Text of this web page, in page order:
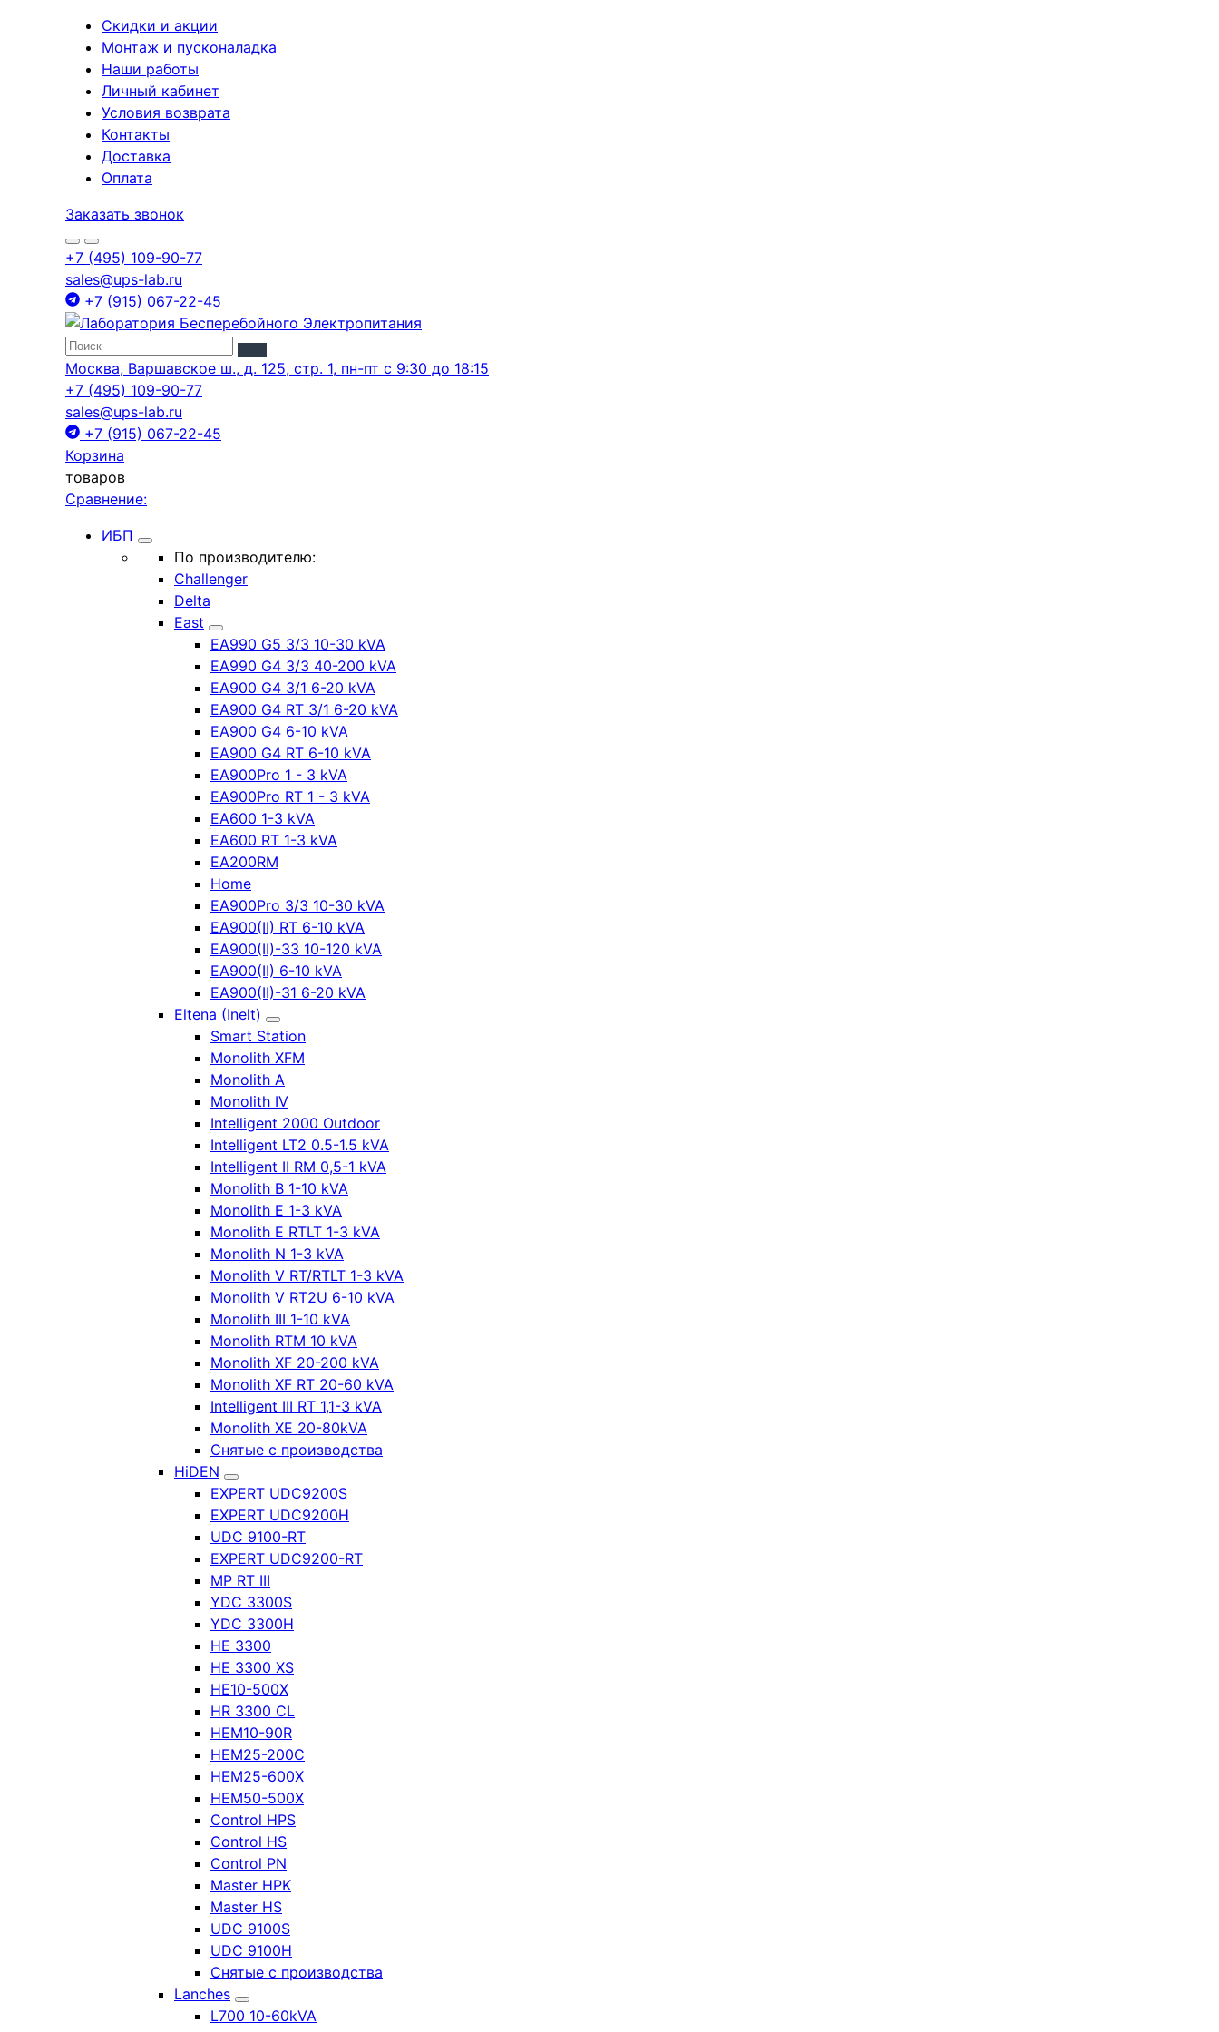
Скидки и акции
Монтаж и пусконаладка
Наши работы
Личный кабинет
Условия возврата
Контакты
Доставка
Оплата
Заказать звонок
+7 (495) 109-90-77
sales@ups-lab.ru
+7 (915) 067-22-45
Москва, Варшавское ш., д. 125, стр. 1, пн-пт с 9:30 до 18:15
+7 (495) 109-90-77
sales@ups-lab.ru
+7 (915) 067-22-45
Корзина
товаров
Сравнение:
ИБП
По производителю:
Challenger
Delta
East
EA990 G5 3/3 10-30 kVA
EA990 G4 3/3 40-200 kVA
EA900 G4 3/1 6-20 kVA
EA900 G4 RT 3/1 6-20 kVA
EA900 G4 6-10 kVA
EA900 G4 RT 6-10 kVA
EA900Pro 1 - 3 kVA
EA900Pro RT 1 - 3 kVA
EA600 1-3 kVA
EA600 RT 1-3 kVA
EA200RM
Home
EA900Pro 3/3 10-30 kVA
EA900(II) RT 6-10 kVA
EA900(II)-33 10-120 kVA
EA900(II) 6-10 kVA
EA900(II)-31 6-20 kVA
Eltena (Inelt)
Smart Station
Monolith XFM
Monolith A
Monolith IV
Intelligent 2000 Outdoor
Intelligent LT2 0.5-1.5 kVA
Intelligent II RM 0,5-1 kVA
Monolith B 1-10 kVA
Monolith E 1-3 kVA
Monolith E RTLT 1-3 kVA
Monolith N 1-3 kVA
Monolith V RT/RTLT 1-3 kVA
Monolith V RT2U 6-10 kVA
Monolith III 1-10 kVA
Monolith RTM 10 kVA
Monolith XF 20-200 kVA
Monolith XF RT 20-60 kVA
Intelligent III RT 1,1-3 kVA
Monolith XE 20-80kVA
Снятые с производства
HiDEN
EXPERT UDC9200S
EXPERT UDC9200H
UDC 9100-RT
EXPERT UDC9200-RT
MP RT III
YDC 3300S
YDC 3300H
HE 3300
HE 3300 XS
HE10-500X
HR 3300 CL
HEM10-90R
HEM25-200C
HEM25-600X
HEM50-500X
Control HPS
Control HS
Control PN
Master HPK
Master HS
UDC 9100S
UDC 9100H
Снятые с производства
Lanches
L700 10-60kVA